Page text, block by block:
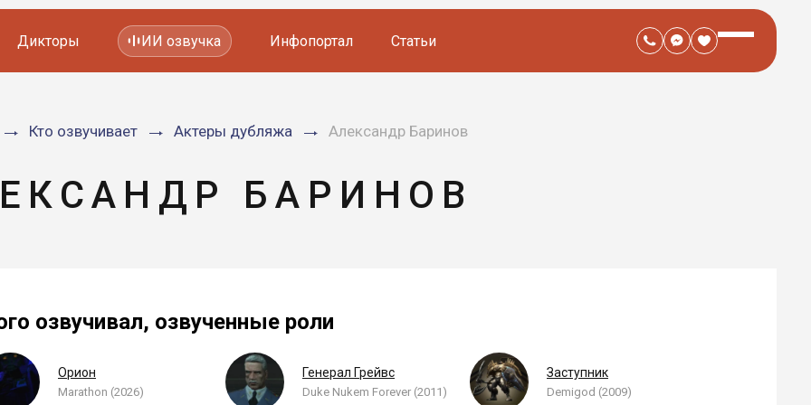
Мультфильмов
Дикторы ИИ озвучка Инфопортал Статьи
Кто озвучивает Актеры дубляжа Александр Баринов
БАРИНОВ
озвучивал, озвученные роли
Орион
Marathon (2026)
Генерал Грейвс
Duke Nukem Forever (2011)
Заступник
Demigod (2009)